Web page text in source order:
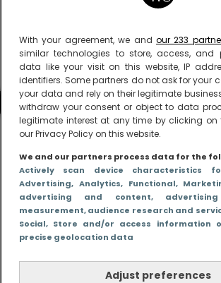
With your agreement, we and our 233
similar technologies to store, access, and
data like your visit on this website, IP
identifiers. Some partners do not ask for your
your data and rely on their legitimate
withdraw your consent or object to data
legitimate interest at any time by clicking on
our Privacy Policy on this website.
We and our partners process data for the
Actively scan device characteristics
Advertising, Analytics, Functional,
advertising and content,
measurement, audience research and
Social, Store and/or access information
precise geolocation data
Adjust preferences